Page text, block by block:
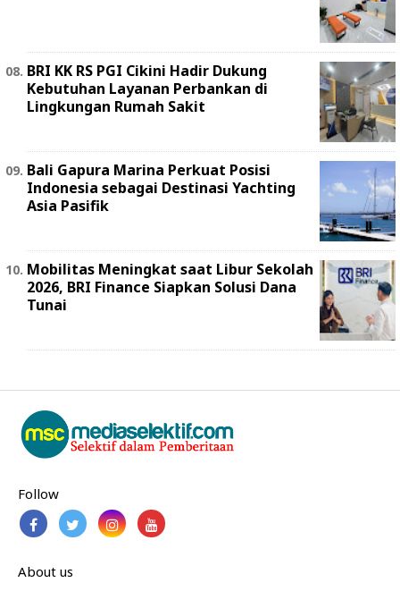
BRI KK RS PGI Cikini Hadir Dukung
Kebutuhan Layanan Perbankan di
Lingkungan Rumah Sakit
Bali Gapura Marina Perkuat Posisi
Indonesia sebagai Destinasi Yachting
Asia Pasifik
Mobilitas Meningkat saat Libur Sekolah
2026, BRI Finance Siapkan Solusi Dana
Tunai
Follow
About us